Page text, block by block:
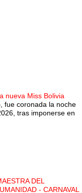
nueva Miss Bolivia
fue coronada la noche
tras imponerse en
DEL
- CARNAVAL